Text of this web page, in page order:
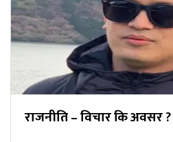
राजनीति – विचार कि अवसर ?